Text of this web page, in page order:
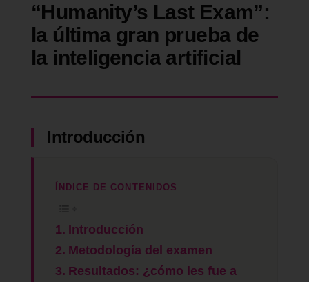
“Humanity’s Last Exam”:
la última gran prueba de
la inteligencia artificial
Introducción
ÍNDICE DE CONTENIDOS
Introducción
Metodología del examen
Resultados: ¿cómo les fue a